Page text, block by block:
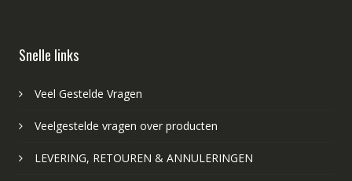
Snelle links
Veel Gestelde Vragen
Veelgestelde vragen over producten
LEVERING, RETOUREN & ANNULERINGEN